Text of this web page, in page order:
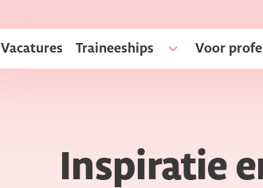
Vacatures Traineeships Voor
Inspiratie